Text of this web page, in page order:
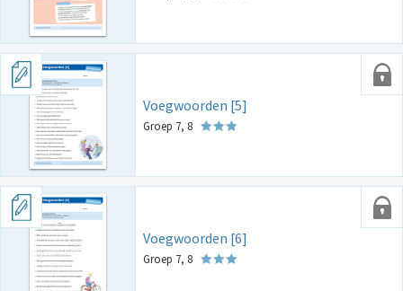
Voegwoorden [5]
Groep 7, 8
Voegwoorden [6]
Groep 7, 8